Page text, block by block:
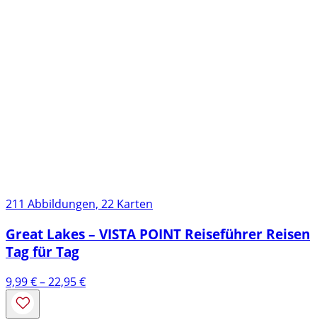
211 Abbildungen, 22 Karten
Great Lakes – VISTA POINT Reiseführer Reisen
Tag für Tag
9,99€–22,95€Preisspanne: